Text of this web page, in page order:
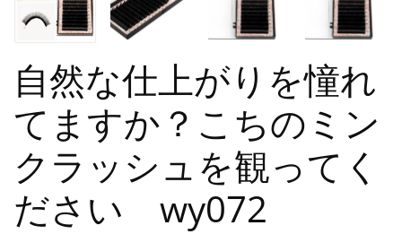
自然な仕上がりを憧れ
てますか？こちのミン
クラッシュを観ってく
ださい wy072